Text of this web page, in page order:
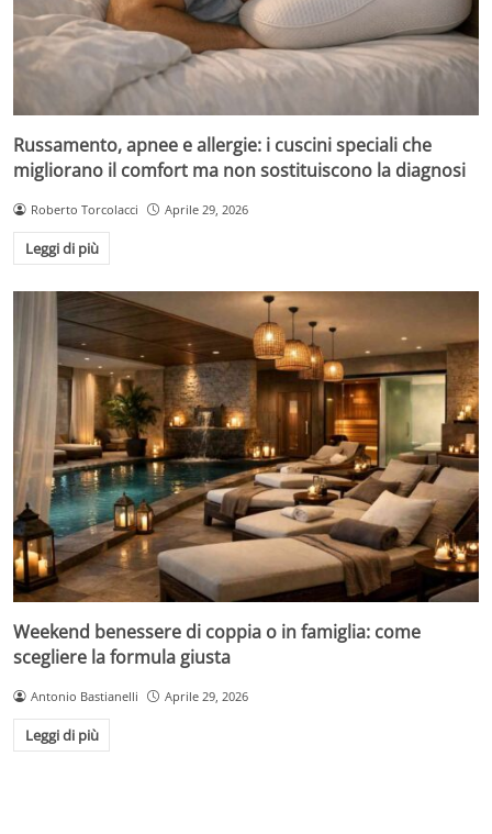
Russamento, apnee e allergie: i cuscini speciali che
migliorano il comfort ma non sostituiscono la diagnosi
Roberto Torcolacci Aprile 29, 2026
Leggi di più
Weekend benessere di coppia o in famiglia: come
scegliere la formula giusta
Antonio Bastianelli Aprile 29, 2026
Leggi di più